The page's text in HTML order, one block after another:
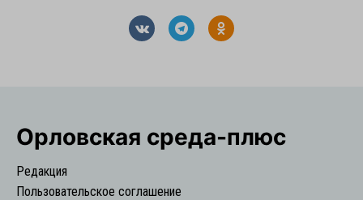
Орловская cреда-плюс
Редакция
Пользовательское соглашение